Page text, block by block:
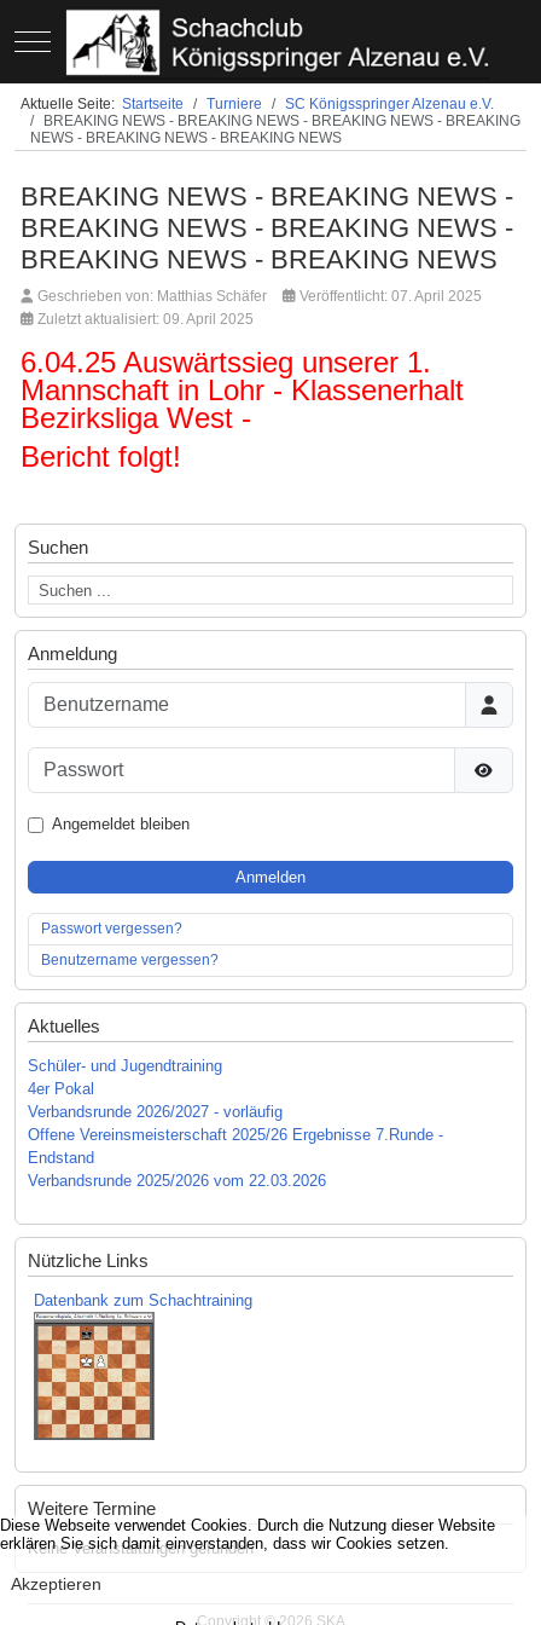
Mobile Menu Toggle
Aktuelle Seite: Startseite Turniere
SC Königsspringer Alzenau e.V.
BREAKING NEWS - BREAKING NEWS - BREAKING NEWS - BREAKING
NEWS - BREAKING NEWS - BREAKING NEWS
BREAKING NEWS - BREAKING NEWS -
BREAKING NEWS - BREAKING NEWS -
BREAKING NEWS - BREAKING NEWS
Geschrieben von: Matthias Schäfer
Veröffentlicht: 07. April 2025
Zuletzt aktualisiert: 09. April 2025
6.04.25 Auswärtssieg unserer 1.
Mannschaft in Lohr - Klassenerhalt
Bezirksliga West -
Bericht folgt!
Suchen
Anmeldung
Benutzername
Passwort
Angemeldet bleiben
Anmelden
Passwort vergessen?
Benutzername vergessen?
Aktuelles
Schüler- und Jugendtraining
4er Pokal
Verbandsrunde 2026/2027 - vorläufig
Offene Vereinsmeisterschaft 2025/26 Ergebnisse 7.Runde -
Endstand
Verbandsrunde 2025/2026 vom 22.03.2026
Nützliche Links
Datenbank zum Schachtraining
Weitere Termine
Keine Veranstaltungen gefunden
Copyright © 2026 SKA
Diese Webseite verwendet Cookies. Durch die Nutzung dieser Website
erklären Sie sich damit einverstanden, dass wir Cookies setzen.
Akzeptieren